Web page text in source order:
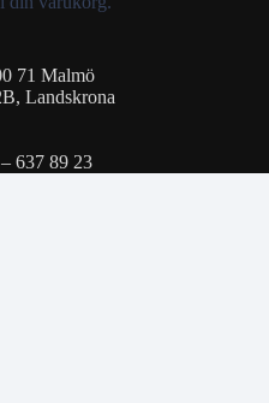
71 Malmö
Landskrona
637 89 23